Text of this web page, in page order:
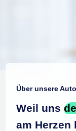
Über unsere
Weil uns
am Herzen